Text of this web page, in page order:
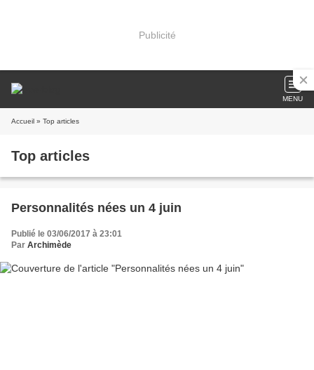
Publicité
MENU
Accueil » Top articles
Top articles
Personnalités nées un 4 juin
Publié le 03/06/2017 à 23:01
Par Archimède